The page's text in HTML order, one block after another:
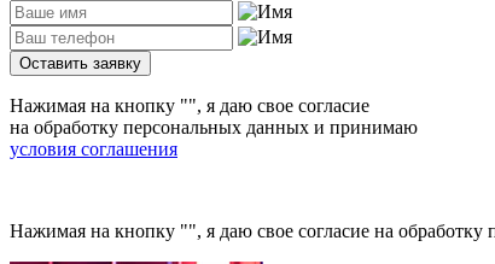
Оставить заявку
Нажимая на кнопку "", я даю свое согласие
на обработку персональных данных и принимаю
условия соглашения
Нажимая на кнопку "", я даю свое согласие на